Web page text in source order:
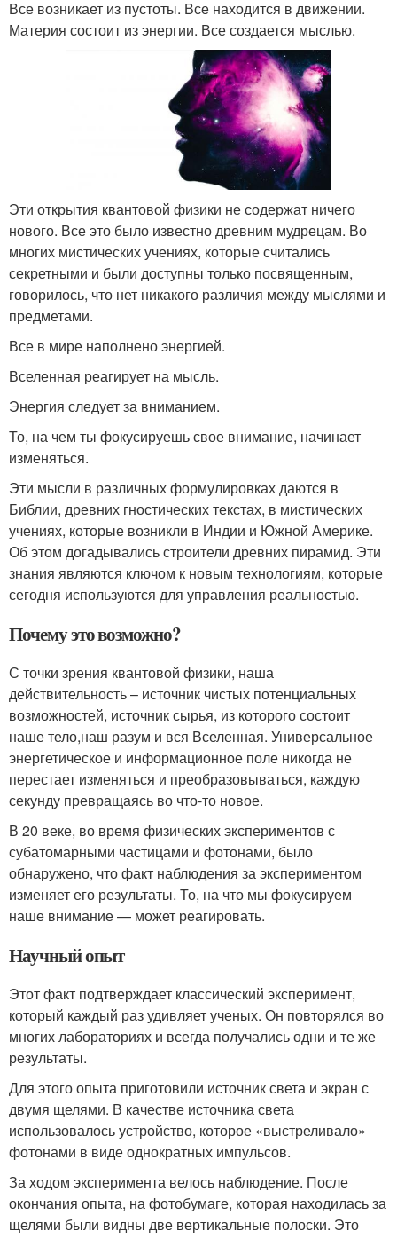
Все возникает из пустоты. Все находится в движении.
Материя состоит из энергии. Все создается мыслью.
Эти открытия квантовой физики не содержат ничего
нового. Все это было известно древним мудрецам. Во
многих мистических учениях, которые считались
секретными и были доступны только посвященным,
говорилось, что нет никакого различия между мыслями и
предметами.
Все в мире наполнено энергией.
Вселенная реагирует на мысль.
Энергия следует за вниманием.
То, на чем ты фокусируешь свое внимание, начинает
изменяться.
Эти мысли в различных формулировках даются в
Библии, древних гностических текстах, в мистических
учениях, которые возникли в Индии и Южной Америке.
Об этом догадывались строители древних пирамид. Эти
знания являются ключом к новым технологиям, которые
сегодня используются для управления реальностью.
Почему это возможно?
С точки зрения квантовой физики, наша
действительность – источник чистых потенциальных
возможностей, источник сырья, из которого состоит
наше тело,наш разум и вся Вселенная. Универсальное
энергетическое и информационное поле никогда не
перестает изменяться и преобразовываться, каждую
секунду превращаясь во что-то новое.
В 20 веке, во время физических экспериментов с
субатомарными частицами и фотонами, было
обнаружено, что факт наблюдения за экспериментом
изменяет его результаты. То, на что мы фокусируем
наше внимание — может реагировать.
Научный опыт
Этот факт подтверждает классический эксперимент,
который каждый раз удивляет ученых. Он повторялся во
многих лабораториях и всегда получались одни и те же
результаты.
Для этого опыта приготовили источник света и экран с
двумя щелями. В качестве источника света
использовалось устройство, которое «выстреливало»
фотонами в виде однократных импульсов.
За ходом эксперимента велось наблюдение. После
окончания опыта, на фотобумаге, которая находилась за
щелями были видны две вертикальные полоски. Это